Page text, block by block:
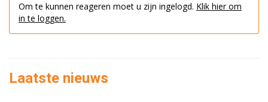
Om te kunnen reageren moet u zijn ingelogd. Klik hier om
in te loggen.
Laatste nieuws